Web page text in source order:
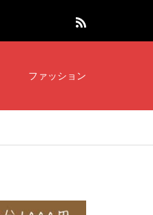
ファッション